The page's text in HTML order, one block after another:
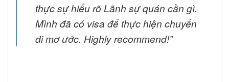
thực sự hiểu rõ Lãnh sự quán cần gì.
Mình đã có visa để thực hiện chuyến
đi mơ ước. Highly recommend!”